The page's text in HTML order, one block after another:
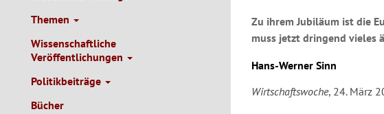
Themen
Wissenschaftliche
Veröffentlichungen
Politikbeiträge
Bücher
Zu ihrem Jubiläum ist die
muss jetzt dringend vieles
Hans-Werner Sinn
Wirtschaftswoche, 24. März